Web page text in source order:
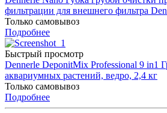
фильтрации для внешнего фильтра
Только самовывоз
Подробнее
Быстрый просмотр
Dennerle DeponitMix Professional 9 in1
аквариумных растений, ведро, 2,4 кг
Только самовывоз
Подробнее